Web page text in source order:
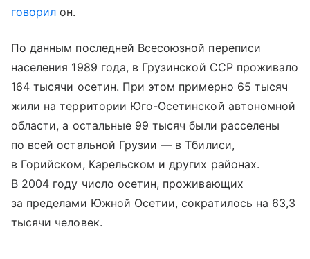
говорил он.
По данным последней Всесоюзной переписи
населения 1989 года, в Грузинской ССР проживало
164 тысячи осетин. При этом примерно 65 тысяч
жили на территории Юго-Осетинской автономной
области, а остальные 99 тысяч были расселены
по всей остальной Грузии — в Тбилиси,
в Горийском, Карельском и других районах.
В 2004 году число осетин, проживающих
за пределами Южной Осетии, сократилось на 63,3
тысячи человек.